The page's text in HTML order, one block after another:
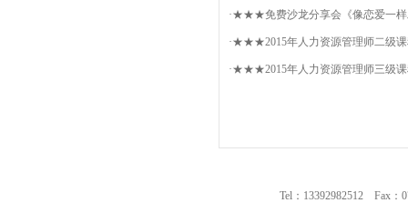
·★★★免费沙龙分享会《像恋爱一
·★★★2015年人力资源管理师二级
·★★★2015年人力资源管理师三级
Tel：13392982512 Fax：